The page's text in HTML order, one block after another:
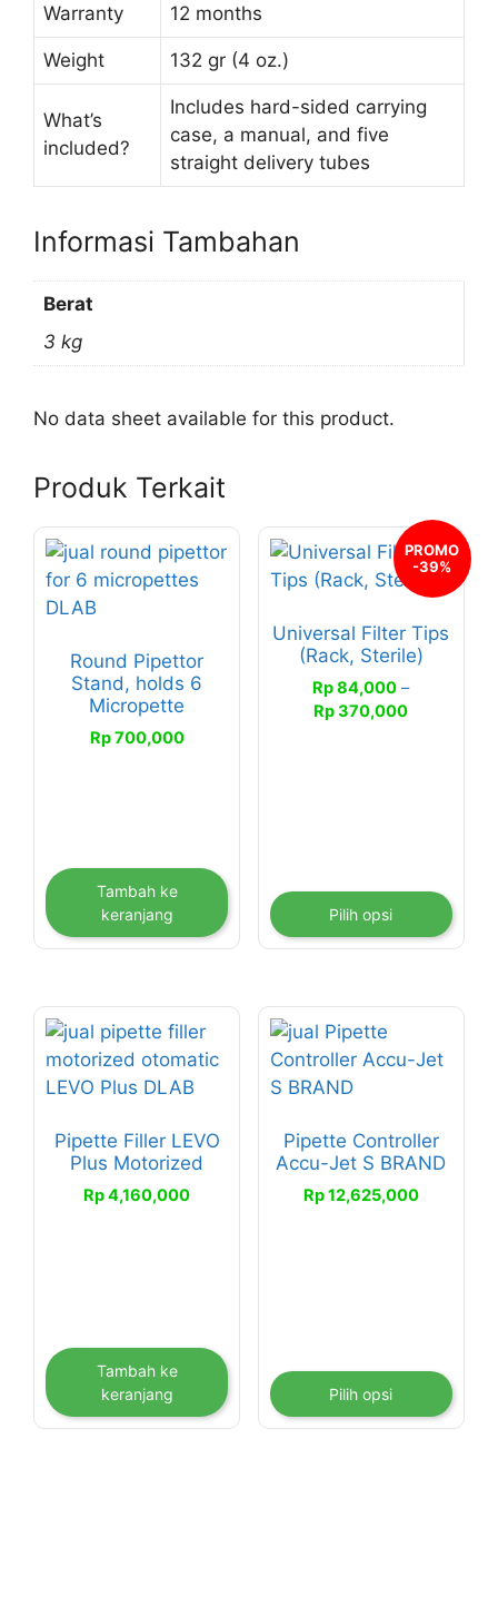
Warranty 12 months
Weight 132 gr (4 oz.)
What’s
included?
Includes hard-sided carrying
case, a manual, and five
straight delivery tubes
Informasi Tambahan
Berat
3 kg
No data sheet available for this product.
Produk Terkait
Round Pipettor
Stand, holds 6
Micropette
Rp700,000
Tambah ke
keranjang
PROMO
-39%
Universal Filter Tips
(Rack, Sterile)
Rp84,000 –
Rp370,000Rentang
Pilih opsi
Produk
ini
beberapa
varian.
Pilihan
Pipette Filler LEVO
Plus Motorized
Rp4,160,000
Tambah ke
keranjang
Pipette Controller
Accu-Jet S BRAND
Rp12,625,000
Pilih opsi
Produk
ini
memiliki
varian.
Pilihan